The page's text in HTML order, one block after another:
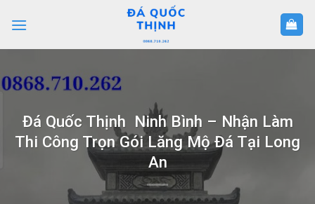
Đá Quốc Thịnh Ninh Bình – Nhận Làm
Thi Công Trọn Gói Lăng Mộ Đá Tại Long
An